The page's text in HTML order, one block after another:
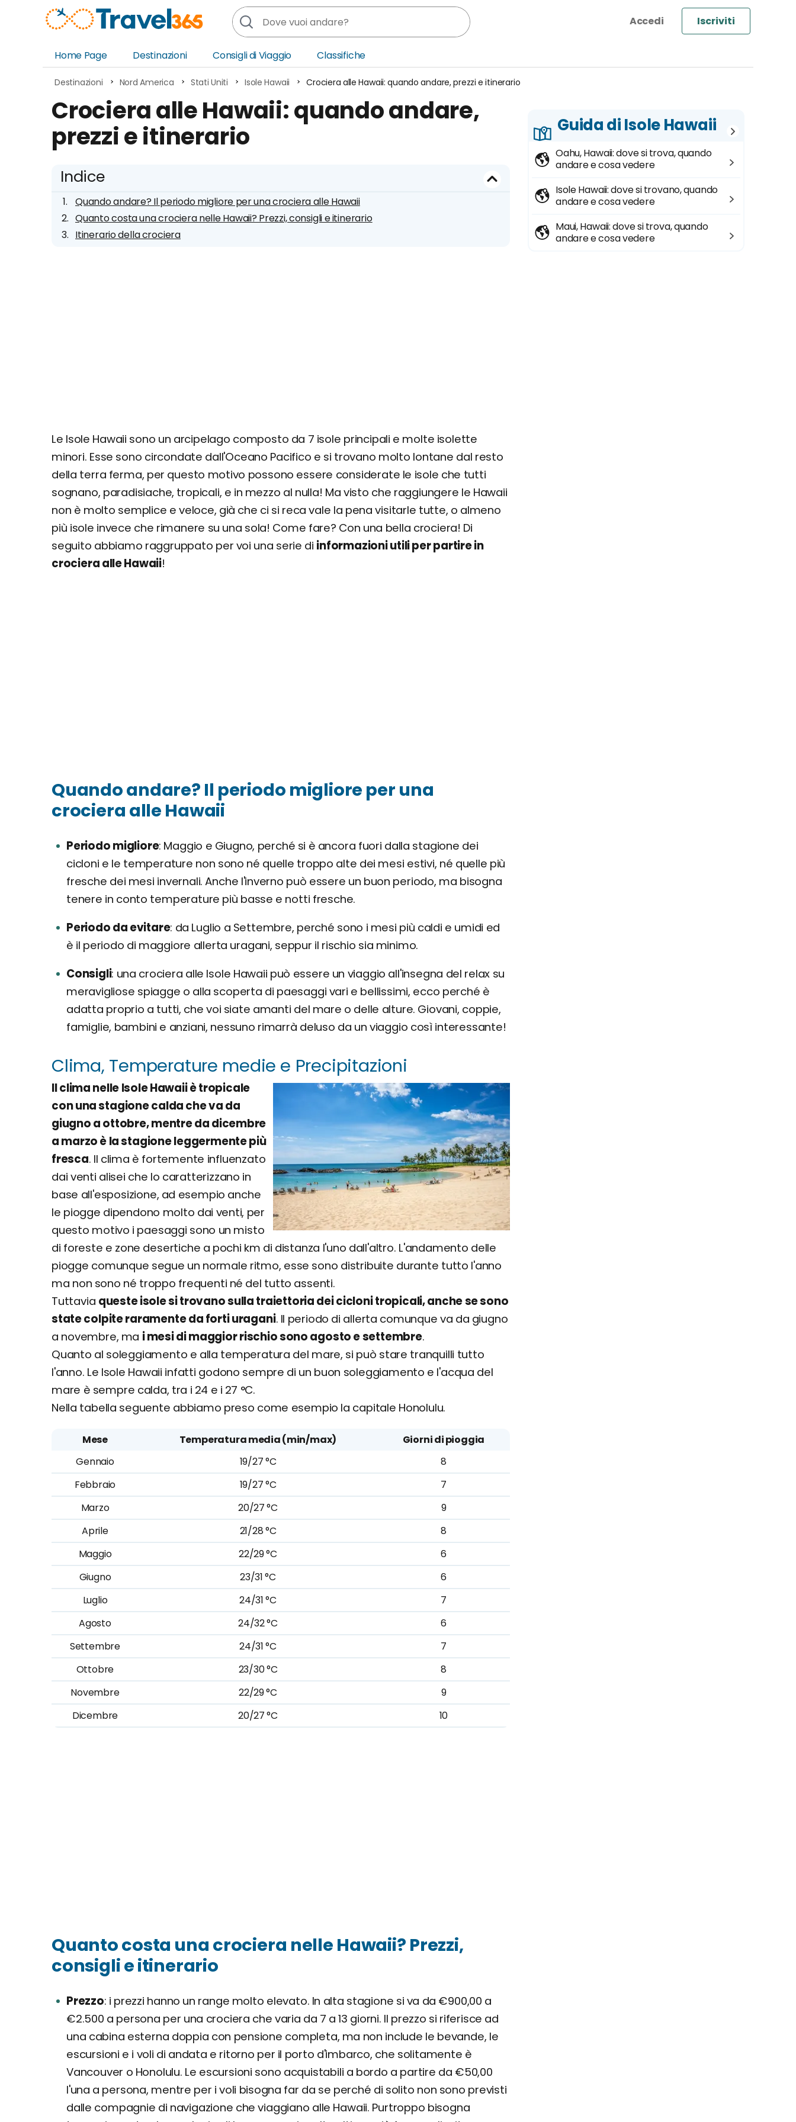
Iscriviti
Home Page
Destinazioni
Africa
Asia
Oceania
Nord America
America Centrale
Sud America
Medio Oriente
Consigli di Viaggio Classifiche
Destinazioni Nord America Stati Uniti Isole Hawaii Crociera alle Hawaii: quando andare, prezzi e itinerario
Crociera alle Hawaii: quando andare,
prezzi e itinerario
Indice
Quando andare? Il periodo migliore per una crociera alle Hawaii
Quanto costa una crociera nelle Hawaii? Prezzi, consigli e itinerario
Itinerario della crociera
Le Isole Hawaii sono un arcipelago composto da 7 isole principali e molte isolette
minori. Esse sono circondate dall'Oceano Pacifico e si trovano molto lontane dal resto
della terra ferma, per questo motivo possono essere considerate le isole che tutti
sognano, paradisiache, tropicali, e in mezzo al nulla! Ma visto che raggiungere le Hawaii
non è molto semplice e veloce, già che ci si reca vale la pena visitarle tutte, o almeno
più isole invece che rimanere su una sola! Come fare? Con una bella crociera! Di
seguito abbiamo raggruppato per voi una serie di informazioni utili per partire in
crociera alle Hawaii!
Quando andare? Il periodo migliore per una
crociera alle Hawaii
Periodo migliore Maggio e Giugno, perché si è ancora fuori dalla stagione dei
cicloni e le temperature non sono né quelle troppo alte dei mesi estivi, né quelle più
fresche dei mesi invernali. Anche l'inverno può essere un buon periodo, ma bisogna
tenere in conto temperature più basse e notti fresche.
Periodo da evitare da Luglio a Settembre, perché sono i mesi più caldi e umidi ed
è il periodo di maggiore allerta uragani, seppur il rischio sia minimo.
Consigli una crociera alle Isole Hawaii può essere un viaggio all'insegna del relax su
meravigliose spiagge o alla scoperta di paesaggi vari e bellissimi, ecco perché è
adatta proprio a tutti, che voi siate amanti del mare o delle alture. Giovani, coppie,
famiglie, bambini e anziani, nessuno rimarrà deluso da un viaggio così interessante!
Clima, Temperature medie e Precipitazioni
Il clima nelle Isole Hawaii è tropicale
con una stagione calda che va da
giugno a ottobre, mentre da dicembre
a marzo è la stagione leggermente più
fresca. Il clima è fortemente influenzato
dai venti alisei che lo caratterizzano in
base all'esposizione, ad esempio anche
le piogge dipendono molto dai venti, per
questo motivo i paesaggi sono un misto
di foreste e zone desertiche a pochi km di distanza l'uno dall'altro. L'andamento delle
piogge comunque segue un normale ritmo, esse sono distribuite durante tutto l'anno
ma non sono né troppo frequenti né del tutto assenti.
Tuttavia queste isole si trovano sulla traiettoria dei cicloni tropicali, anche se sono
state colpite raramente da forti uragani. Il periodo di allerta comunque va da giugno
a novembre, ma i mesi di maggior rischio sono agosto e settembre.
Quanto al soleggiamento e alla temperatura del mare, si può stare tranquilli tutto
l'anno. Le Isole Hawaii infatti godono sempre di un buon soleggiamento e l'acqua del
mare è sempre calda, tra i 24 e i 27 °C.
Nella tabella seguente abbiamo preso come esempio la capitale Honolulu.
Mese Temperatura media (min/max)
Giorni di pioggia
Gennaio
19/27 °C
8
Febbraio
19/27 °C
7
Marzo
20/27 °C
9
Aprile
21/28 °C
8
Maggio
22/29 °C
6
Giugno
23/31 °C
6
Luglio
24/31 °C
7
Agosto
24/32 °C
6
Settembre
24/31 °C
7
Ottobre
23/30 °C
8
Novembre
22/29 °C
9
Dicembre
20/27 °C 10
Quanto costa una crociera nelle Hawaii? Prezzi,
consigli e itinerario
Prezzo i prezzi hanno un range molto elevato. In alta stagione si va da €900,00 a
€2.500 a persona per una crociera che varia da 7 a 13 giorni. Il prezzo si riferisce ad
una cabina esterna doppia con pensione completa, ma non include le bevande, le
escursioni e i voli di andata e ritorno per il porto d'imbarco, che solitamente è
Vancouver o Honolulu. Le escursioni sono acquistabili a bordo a partire da €50,00
l'una a persona, mentre per i voli bisogna far da se perché di solito non sono previsti
dalle compagnie di navigazione che viaggiano alle Hawaii. Purtroppo bisogna
Guida di Isole Hawaii
Oahu, Hawaii: dove si trova, quando
andare e cosa vedere
Isole Hawaii: dove si trovano, quando
andare e cosa vedere
Maui, Hawaii: dove si trova, quando
andare e cosa vedere